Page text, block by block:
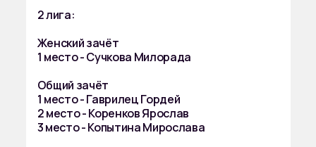
2 лига:
Женский зачёт
1 место - Сучкова Милорада
Общий зачёт
1 место - Гаврилец Гордей
2 место - Коренков Ярослав
3 место - Копытина Мирослава